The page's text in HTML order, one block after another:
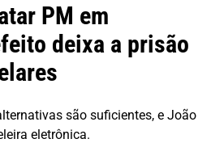
PM em
deixa a prisão
são suficientes, e João
eletrônica.